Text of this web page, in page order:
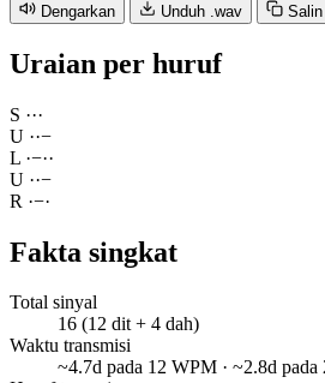
Dengarkan Unduh .wav Salin
Uraian per huruf
S ···
U ··−
L ·−··
U ··−
R ·−·
Fakta singkat
Total sinyal
16 (12 dit + 4 dah)
Waktu transmisi
~4.7d pada 12 WPM · ~2.8d